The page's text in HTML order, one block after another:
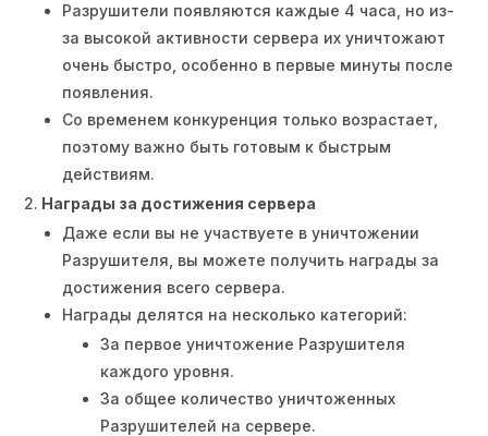
Разрушители появляются каждые 4 часа, но из-
за высокой активности сервера их уничтожают
очень быстро, особенно в первые минуты после
появления.
Со временем конкуренция только возрастает,
поэтому важно быть готовым к быстрым
действиям.
Награды за достижения сервера
Даже если вы не участвуете в уничтожении
Разрушителя, вы можете получить награды за
достижения всего сервера.
Награды делятся на несколько категорий:
За первое уничтожение Разрушителя
каждого уровня.
За общее количество уничтоженных
Разрушителей на сервере.